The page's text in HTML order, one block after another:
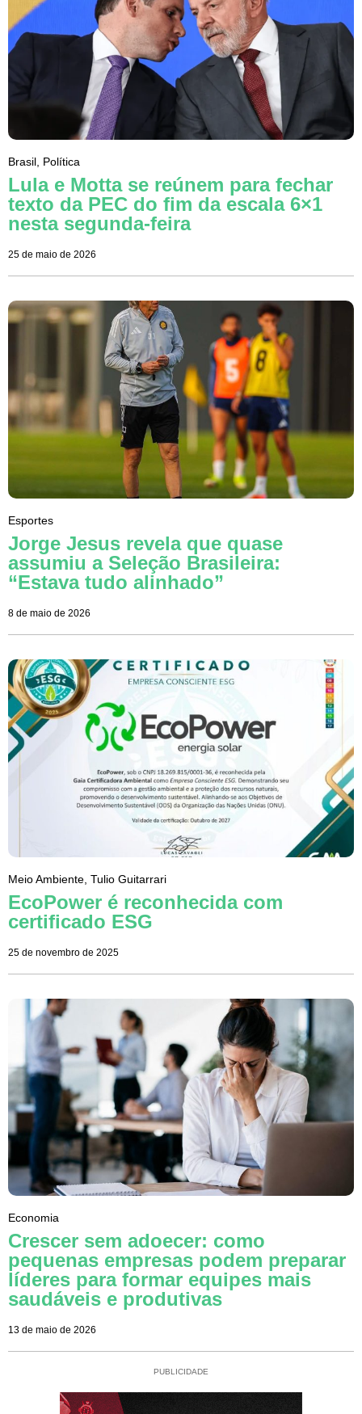
Brasil, Política
Lula e Motta se reúnem para fechar
texto da PEC do fim da escala 6×1
nesta segunda-feira
25 de maio de 2026
Esportes
Jorge Jesus revela que quase
assumiu a Seleção Brasileira:
“Estava tudo alinhado”
8 de maio de 2026
Meio Ambiente Tulio Guitarrari
EcoPower é reconhecida com
certificado ESG
25 de novembro de 2025
Economia
Crescer sem adoecer: como
pequenas empresas podem preparar
líderes para formar equipes mais
saudáveis e produtivas
13 de maio de 2026
PUBLICIDADE